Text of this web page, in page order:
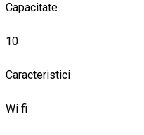
Capacitate
10
Caracteristici
Wi fi